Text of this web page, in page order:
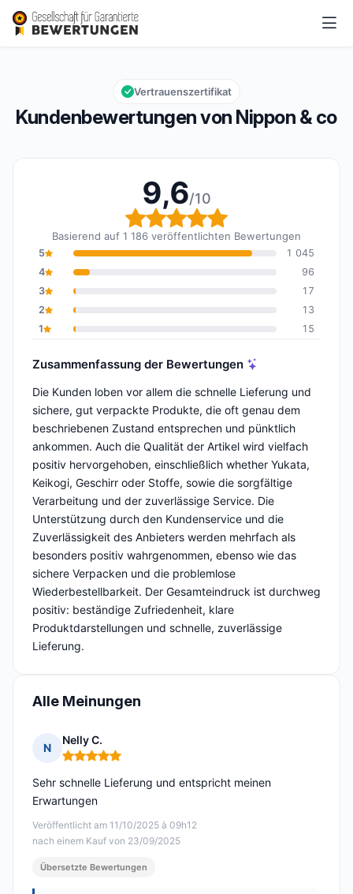
Nippon & co
Gesamtbewertung: 9,6 von 10
9,6/10
Kundenbewertungen von Nippon & co
Vertrauenszertifikat
9,6/10
Gesamtbewertung: 9,6
Basierend auf 1 186 veröffentlichten Bewertungen
5
1 045
4
96
3
17
2
13
1
15
Zusammenfassung der Bewertungen
Die Kunden loben vor allem die schnelle Lieferung und
sichere, gut verpackte Produkte, die oft genau dem
beschriebenen Zustand entsprechen und pünktlich
ankommen. Auch die Qualität der Artikel wird vielfach
positiv hervorgehoben, einschließlich whether Yukata,
Keikogi, Geschirr oder Stoffe, sowie die sorgfältige
Verarbeitung und der zuverlässige Service. Die
Unterstützung durch den Kundenservice und die
Zuverlässigkeit des Anbieters werden mehrfach als
besonders positiv wahrgenommen, ebenso wie das
sichere Verpacken und die problemlose
Wiederbestellbarkeit. Der Gesamteindruck ist durchweg
positiv: beständige Zufriedenheit, klare
Produktdarstellungen und schnelle, zuverlässige
Lieferung.
Alle Meinungen
N
Nelly C.
Hinweis: 5 von 5
Veröffentlicht am 11/10/2025 à 09h12
nach einem Kauf von 23/09/2025
Sehr schnelle Lieferung und entspricht meinen
Erwartungen
Übersetzte Bewertungen